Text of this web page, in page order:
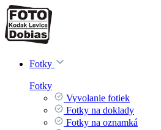
Fotky
Fotky
Vyvolanie fotiek
Fotky na doklady
Fotky na oznamká